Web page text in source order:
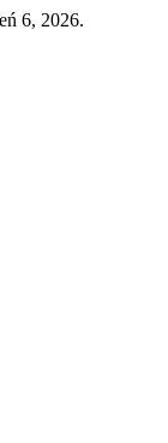
6, 2026.